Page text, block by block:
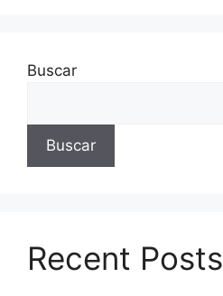
Buscar
Buscar
Recent Posts